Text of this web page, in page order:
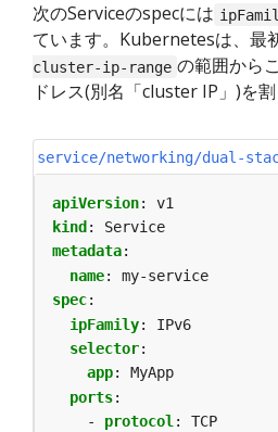
次のServiceのspecには
ています。Kubernetesは、最
cluster-ip-range の範囲から
ドレス(別名「cluster IP」)を割
service/networking/dual-
apiVersion:
v1
kind :
Service
metadata:
name:
my-service
spec:
ipFamily:
IPv6
selector:
app:
MyApp
ports:
- protocol :
TCP